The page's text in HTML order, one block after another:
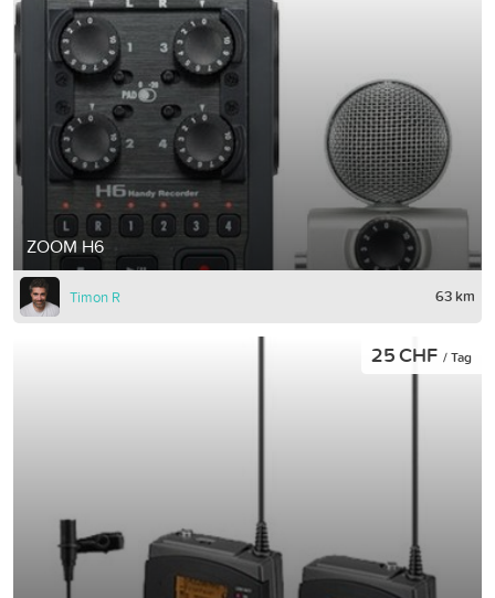
ZOOM H6
Timon R 63 km
25 CHF / Tag